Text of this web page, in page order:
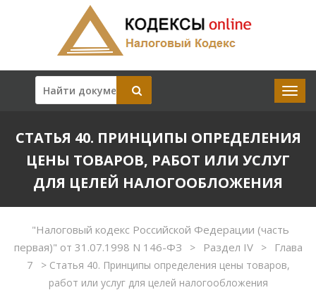
СТАТЬЯ 40. ПРИНЦИПЫ ОПРЕДЕЛЕНИЯ
ЦЕНЫ ТОВАРОВ, РАБОТ ИЛИ УСЛУГ
ДЛЯ ЦЕЛЕЙ НАЛОГООБЛОЖЕНИЯ
"Налоговый кодекс Российской Федерации (часть
первая)" от 31.07.1998 N 146-ФЗ
> Раздел IV >
Глава
7
>Статья 40. Принципы определения цены товаров,
работ или услуг для целей налогообложения